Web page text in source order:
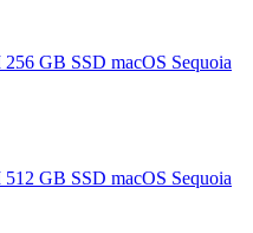
GB SSD macOS Sequoia
GB SSD macOS Sequoia